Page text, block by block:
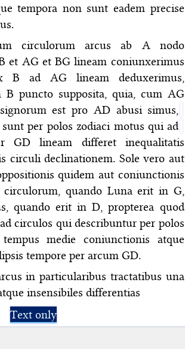
tempora non sunt eadem precise
circulorum arcus ab A nodo
et AG et BG lineam coniunxerimus
B ad AG lineam deduxerimus,
puncto supposita, quia, cum AG
est pro AD abusi simus,
per polos zodiaci motus qui ad
GD lineam differet inequalitatis
circuli declinationem. Sole vero aut
quidem aut coniunctionis
quando Luna erit in G,
quando erit in D, propterea quod
circulos qui describuntur per polos
medie coniunctionis atque
tempore per arcum GD.
in particularibus tractatibus una
insensibiles differentias
Text only